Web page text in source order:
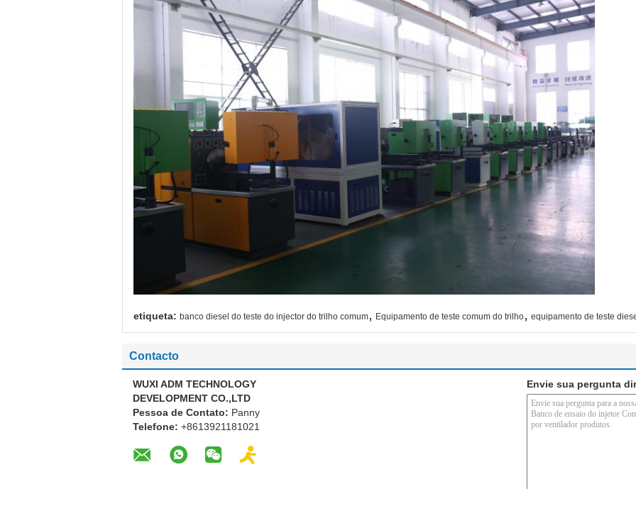
etiqueta: banco diesel do teste do injector do trilho comum, Equipamento de teste comum do trilho, equipamento de teste
Contacto
WUXI ADM TECHNOLOGY
DEVELOPMENT CO.,LTD
Pessoa de Contato: Panny
Telefone: +8613921181021
Envie sua pergunta